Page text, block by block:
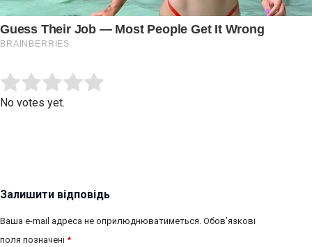
Rate this item:
No votes yet.
Залишити відповідь
Ваша e-mail адреса не оприлюднюватиметься. Обов’язкові
поля позначені *